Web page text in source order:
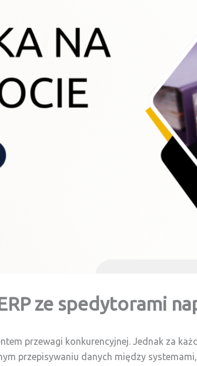
ze spedytorami
przewagi konkurencyjnej. Jednak za
przepisywaniu danych między